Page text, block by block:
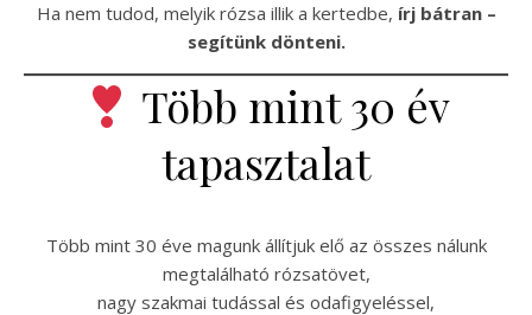
Ha nem tudod, melyik rózsa illik a kertedbe, írj bátran –
segítünk dönteni.
Több mint 30 év
tapasztalat
Több mint 30 éve magunk állítjuk elő az összes nálunk
megtalálható rózsatövet,
nagy szakmai tudással és odafigyeléssel,